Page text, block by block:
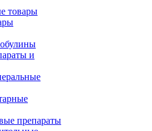
товары
и
препараты